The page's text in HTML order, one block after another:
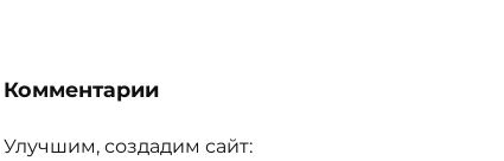
Комментарии
Улучшим, создадим сайт: